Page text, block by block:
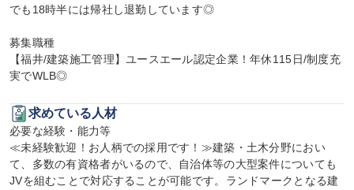
でも18時半には帰社し退勤しています◎
募集職種
【福井/建築施工管理】ユースエール認定企業！年休115日/制度充
実でWLB◎
求めている人材
必要な経験・能力等
≪未経験歓迎！お人柄での採用です！≫建築・土木分野におい
て、多数の有資格者がいるので、自治体等の大型案件についても
JVを組むことで対応することが可能です。ランドマークとなる建